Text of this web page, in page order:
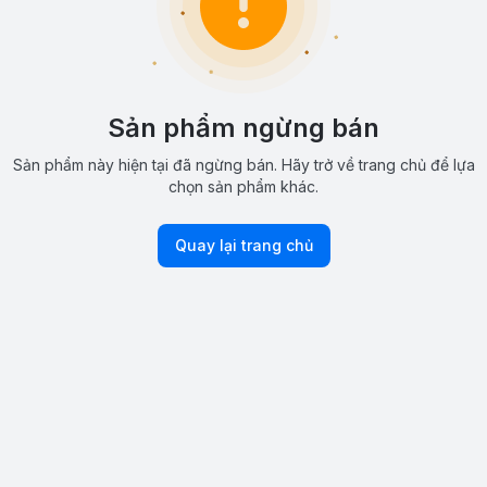
Sản phẩm ngừng bán
Sản phẩm này hiện tại đã ngừng bán. Hãy trở về trang chủ để lựa
chọn sản phẩm khác.
Quay lại trang chủ